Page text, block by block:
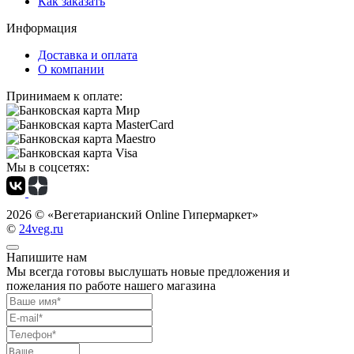
Информация
Доставка и оплата
О компании
Принимаем к оплате:
Мы в соцсетях:
2026 © «Вегетарианский Online Гипермаркет»
© 24veg.ru
Напишите нам
Мы всегда готовы выслушать новые предложения и
пожелания по работе нашего магазина